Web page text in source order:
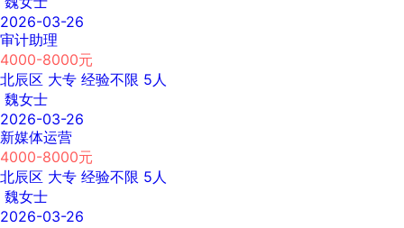
2026-03-26
审计助理
4000-8000元
北辰区 大专 经验不限 5人
魏女士
2026-03-26
新媒体运营
4000-8000元
北辰区 大专 经验不限 5人
魏女士
2026-03-26